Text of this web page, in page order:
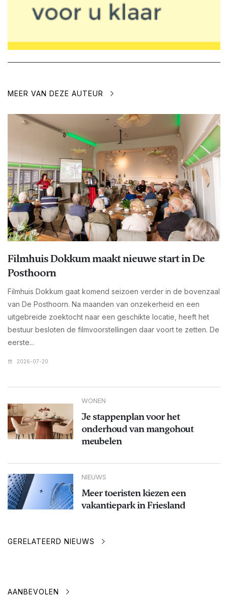
MEER VAN DEZE AUTEUR
Filmhuis Dokkum maakt nieuwe start in De
Posthoorn
Filmhuis Dokkum gaat komend seizoen verder in de bovenzaal
van De Posthoorn. Na maanden van onzekerheid en een
uitgebreide zoektocht naar een geschikte locatie, heeft het
bestuur besloten de filmvoorstellingen daar voort te zetten. De
eerste...
2026-07-20
WONEN
Je stappenplan voor het
onderhoud van mangohout
meubelen
NIEUWS
Meer toeristen kiezen een
vakantiepark in Friesland
GERELATEERD NIEUWS
AANBEVOLEN